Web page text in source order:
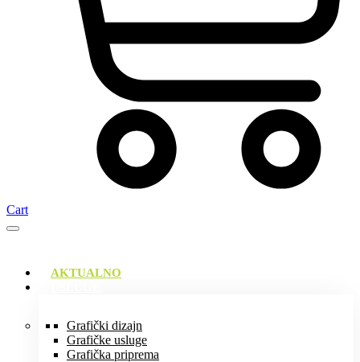
Cart
AKTUALNO
Grafički dizajn
Grafičke usluge
Grafička priprema